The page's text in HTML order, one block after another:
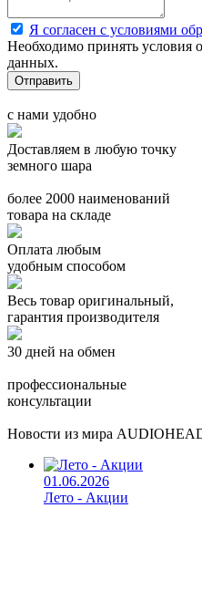
Я согласен с условиями
Необходимо принять условия
данных.
с нами удобно
Доставляем в любую точку
земного шара
более 2000 наименований
товара на складе
Оплата любым
удобным способом
Весь товар оригинальный,
гарантия производителя
30 дней на обмен
профессиональные
консультации
Новости из мира
01.06.2026
Лето - Акции